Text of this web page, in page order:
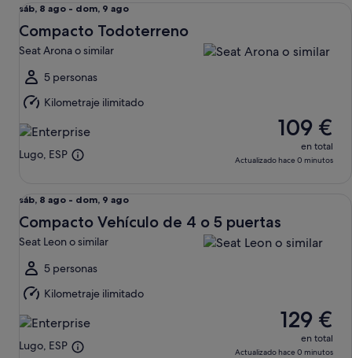
Del
sáb,
8
ago
al
dom,
9
ago
sáb, 8 ago - dom, 9 ago
Compacto Todoterreno
Seat Arona o similar
5 personas
Kilometraje ilimitado
Lugo, ESP
109 €
en total
Actualizado hace 0 minutos
Del
sáb,
8
ago
al
dom,
9
ago
sáb, 8 ago - dom, 9 ago
Compacto Vehículo de 4 o 5 puertas
Seat Leon o similar
5 personas
Kilometraje ilimitado
Lugo, ESP
129 €
en total
Actualizado hace 0 minutos